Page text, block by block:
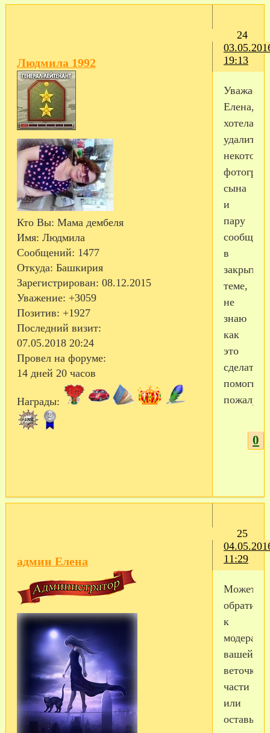
24
19:13
Людмила 1992
Кто Вы: Мама дембеля
Имя: Людмила
Сообщений: 1477
Откуда: Башкирия
Зарегистрирован: 08.12.2015
Уважение: +3059
Позитив: +1927
Последний визит:
07.05.2018 20:24
Провел на форуме:
14 дней 20 часов
Награды:
Елена,
хотела
удалить
сына
и
пару
в
закрытой
теме,
не
знаю
как
это
сделать,
помогите,
0
25
11:29
админ Елена
Можете
к
вашей
веточки
части
или
оставьте